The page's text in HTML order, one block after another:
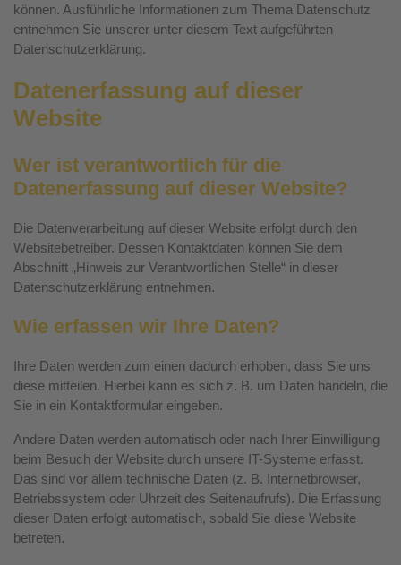
können. Ausführliche Informationen zum Thema Datenschutz
entnehmen Sie unserer unter diesem Text aufgeführten
Datenschutzerklärung.
Datenerfassung auf dieser
Website
Wer ist verantwortlich für die
Datenerfassung auf dieser Website?
Die Datenverarbeitung auf dieser Website erfolgt durch den
Websitebetreiber. Dessen Kontaktdaten können Sie dem
Abschnitt „Hinweis zur Verantwortlichen Stelle“ in dieser
Datenschutzerklärung entnehmen.
Wie erfassen wir Ihre Daten?
Ihre Daten werden zum einen dadurch erhoben, dass Sie uns
diese mitteilen. Hierbei kann es sich z. B. um Daten handeln, die
Sie in ein Kontaktformular eingeben.
Andere Daten werden automatisch oder nach Ihrer Einwilligung
beim Besuch der Website durch unsere IT-Systeme erfasst.
Das sind vor allem technische Daten (z. B. Internetbrowser,
Betriebssystem oder Uhrzeit des Seitenaufrufs). Die Erfassung
dieser Daten erfolgt automatisch, sobald Sie diese Website
betreten.